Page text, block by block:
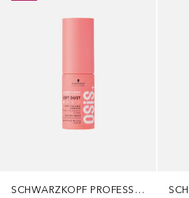
SCHWARZKOPF PROFESSIONAL